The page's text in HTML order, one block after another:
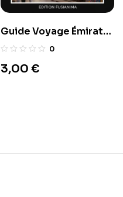
Guide Voyage Émirats
arabes unis
0
3,00 €